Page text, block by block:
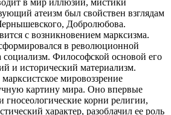
в мир иллюзий, мистики
атеизм был свойствен взглядам
Добролюбова.
с возникновением марксизма.
в революционной
социализм. Философской основой его
и исторический материализм.
мировоззрение
картину мира. Оно впервые
гносеологические корни религии,
характер, разоблачил ее роль